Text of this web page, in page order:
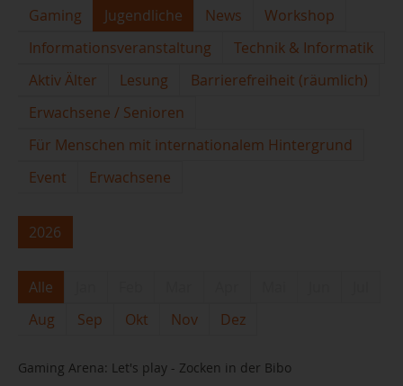
Gaming
Jugendliche News
Workshop
Informationsveranstaltung
Technik & Informatik
Aktiv Älter
Lesung
Barrierefreiheit (räumlich)
Erwachsene / Senioren
Für Menschen mit internationalem Hintergrund
Event
Erwachsene
2026
Alle
Aug
Sep Okt Nov Dez
Gaming Arena: Let's play - Zocken in der Bibo